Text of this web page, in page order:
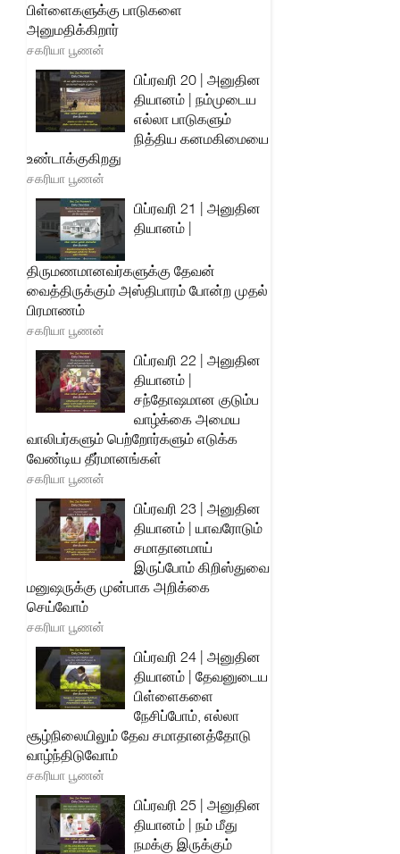
பிள்ளைகளுக்கு பாடுகளை
அனுமதிக்கிறார்
சகரியா பூணன்
பிப்ரவரி 20 | அனுதின
தியானம் | நம்முடைய
எல்லா பாடுகளும்
நித்திய கனமகிமையை
உண்டாக்குகிறது
சகரியா பூணன்
பிப்ரவரி 21 | அனுதின
தியானம் |
திருமணமானவர்களுக்கு தேவன்
வைத்திருக்கும் அஸ்திபாரம் போன்ற முதல்
பிரமாணம்
சகரியா பூணன்
பிப்ரவரி 22 | அனுதின
தியானம் |
சந்தோஷமான குடும்ப
வாழ்க்கை அமைய
வாலிபர்களும் பெற்றோர்களும் எடுக்க
வேண்டிய தீர்மானங்கள்
சகரியா பூணன்
பிப்ரவரி 23 | அனுதின
தியானம் | யாவரோடும்
சமாதானமாய்
இருப்போம் கிறிஸ்துவை
மனுஷருக்கு முன்பாக அறிக்கை
செய்வோம்
சகரியா பூணன்
பிப்ரவரி 24 | அனுதின
தியானம் | தேவனுடைய
பிள்ளைகளை
நேசிப்போம், எல்லா
சூழ்நிலையிலும் தேவ சமாதானத்தோடு
வாழ்ந்திடுவோம்
சகரியா பூணன்
பிப்ரவரி 25 | அனுதின
தியானம் | நம் மீது
நமக்கு இருக்கும்